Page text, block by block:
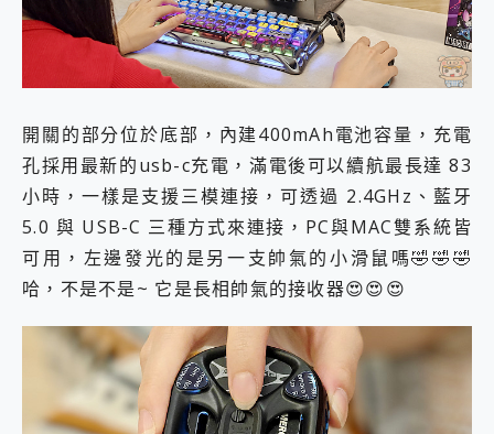
開關的部分位於底部，內建400mAh電池容量，充電
孔採用最新的usb-c充電，滿電後可以續航最長達 83
小時，一樣是支援三模連接，可透過 2.4GHz、藍牙
5.0 與 USB-C 三種方式來連接，PC與MAC雙系統皆
可用，左邊發光的是另一支帥氣的小滑鼠嗎🤣🤣🤣
哈，不是不是~ 它是長相帥氣的接收器😍😍😍